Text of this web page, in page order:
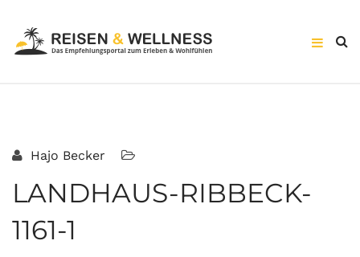
Hajo Becker
LANDHAUS-RIBBECK-
1161-1